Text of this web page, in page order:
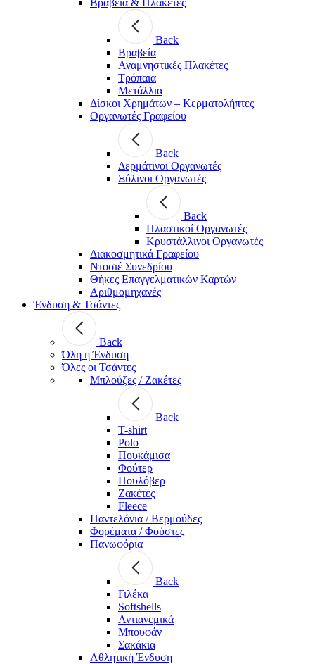
Back
Βραβεία
Αναμνηστικές Πλακέτες
Τρόπαια
Μετάλλια
Δίσκοι Χρημάτων – Κερματολήπτες
Οργανωτές Γραφείου
Back
Δερμάτινοι Οργανωτές
Ξύλινοι Οργανωτές
Back
Πλαστικοί Οργανωτές
Κρυστάλλινοι Οργανωτές
Διακοσμητικά Γραφείου
Ντοσιέ Συνεδρίου
Θήκες Επαγγελματικών Καρτών
Αριθμομηχανές
Ένδυση & Τσάντες
Back
Όλη η Ένδυση
Όλες οι Τσάντες
Μπλούζες / Ζακέτες
Back
T-shirt
Polo
Πουκάμισα
Φούτερ
Πουλόβερ
Ζακέτες
Fleece
Παντελόνια / Βερμούδες
Φορέματα / Φούστες
Πανωφόρια
Back
Γιλέκα
Softshells
Αντιανεμικά
Μπουφάν
Σακάκια
Αθλητική Ένδυση